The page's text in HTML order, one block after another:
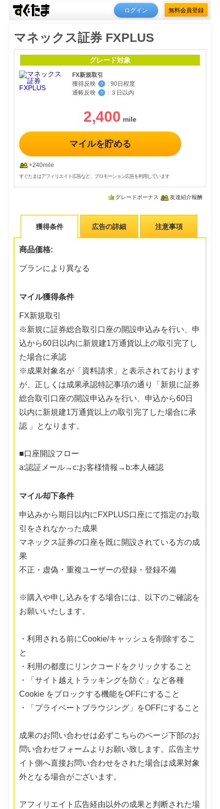
ログイン 無料会員登録
マネックス証券 FXPLUS
グレード対象
FX新規取引
獲得反映
？ : 90日程度
通帳反映
？ : ３日以内
2,400
マイルを貯める
+240mile
すぐたまはアフィリエイト広告など、プロモーション広告を利用しています
グレードボーナス 友達紹介報酬
獲得条件 広告の詳細 注意事項
商品価格:
プランにより異なる
マイル獲得条件
FX新規取引
※新規に証券総合取引口座の開設申込みを行い、申
込から60日以内に新規建1万通貨以上の取引完了し
た場合に承認
※成果対象名が「資料請求」と表示されております
が、正しくは成果承認特記事項の通り「新規に証券
総合取引口座の開設申込みを行い、申込から60日
以内に新規建1万通貨以上の取引完了した場合に承
認 」となります。
■口座開設フロー
a:認証メール→c:お客様情報→b:本人確認
マイル却下条件
申込みから期日以内にFXPLUS口座にて指定のお取
引をされなかった成果
マネックス証券の口座を既に開設されている方の成
果
不正・虚偽・重複ユーザーの登録・登録不備
※購入や申し込みをする場合には、以下のご確認を
お願いいたします。
・利用される前にCookie/キャッシュを削除するこ
と
・利用の都度にリンクコードをクリックすること
・「サイト越えトラッキングを防ぐ」など各種
Cookie をブロックする機能をOFFにすること
・「プライベートブラウジング」をOFFにすること
成果のお問い合わせは必ずこちらのページ下部のお
問い合わせフォームよりお願い致します。広告主サ
イト側へ直接お問い合わせをされた場合は成果対象
外となる場合がございます。
アフィリエイト広告経由以外の成果と判断された場